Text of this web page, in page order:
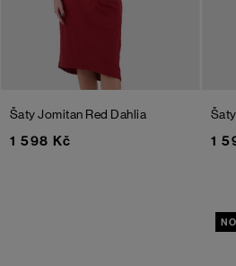
Šaty Jomitan Red Dahlia
1 598 Kč 1